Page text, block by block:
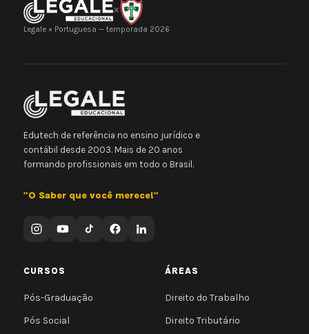
×
Legale × Portuguesa — temporada 2026
Edutech de referência no ensino jurídico e
contábil desde 2003. Mais de 20 anos
formando profissionais em todo o Brasil.
"O Saber que você merece!"
CURSOS
Pós-Graduação
Pós Social
ÁREAS
Direito do Trabalho
Direito Tributário